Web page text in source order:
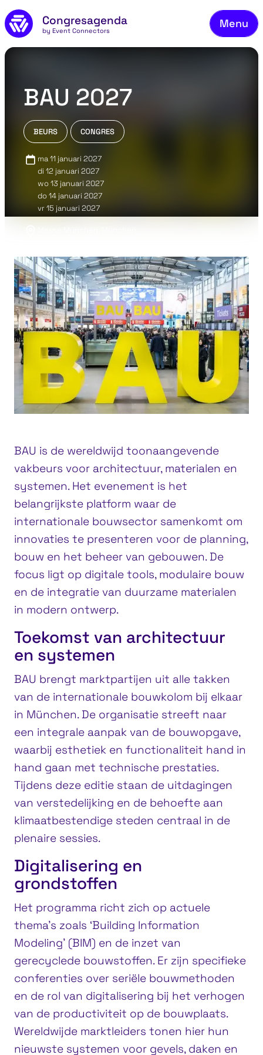
Naar de inhoud
Congresagenda
by Event Connectors
Menu
BAU 2027
BEURS CONGRES
ma 11 januari 2027
di 12 januari 2027
wo 13 januari 2027
do 14 januari 2027
vr 15 januari 2027
BAU is de wereldwijd toonaangevende
vakbeurs voor architectuur, materialen en
systemen. Het evenement is het
belangrijkste platform waar de
internationale bouwsector samenkomt om
innovaties te presenteren voor de planning,
bouw en het beheer van gebouwen. De
focus ligt op digitale tools, modulaire bouw
en de integratie van duurzame materialen
in modern ontwerp.
Toekomst van architectuur
en systemen
BAU brengt marktpartijen uit alle takken
van de internationale bouwkolom bij elkaar
in München. De organisatie streeft naar
een integrale aanpak van de bouwopgave,
waarbij esthetiek en functionaliteit hand in
hand gaan met technische prestaties.
Tijdens deze editie staan de uitdagingen
van verstedelijking en de behoefte aan
klimaatbestendige steden centraal in de
plenaire sessies.
Digitalisering en
grondstoffen
Het programma richt zich op actuele
thema’s zoals ‘Building Information
Modeling’ (BIM) en de inzet van
gerecyclede bouwstoffen. Er zijn specifieke
conferenties over seriële bouwmethoden
en de rol van digitalisering bij het verhogen
van de productiviteit op de bouwplaats.
Wereldwijde marktleiders tonen hier hun
nieuwste systemen voor gevels, daken en